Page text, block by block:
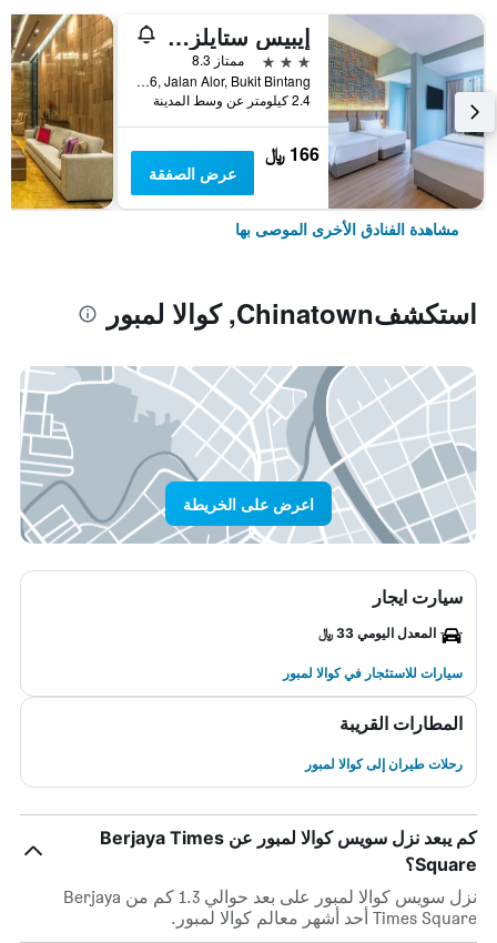
إيبيس ستايلز كوالا لمبور بوكيت بينتانج
3 نجوم
ممتاز 8.3
No.16, Jalan Alor, Bukit Bintang, كوالا لمبور, ماليزيا
2.4 كيلومتر عن وسط المدينة
166 ﷼
عرض الصفقة
مشاهدة الفنادق الأخرى الموصى بها
استكشفChinatown, كوالا لمبور
اعرض على الخريطة
سيارت ايجار
المعدل اليومي 33 ﷼
سيارات للاستئجار في كوالا لمبور
المطارات القريبة
رحلات طيران إلى كوالا لمبور
كم يبعد نزل سويس كوالا لمبور عن Berjaya Times
Square؟
نزل سويس كوالا لمبور على بعد حوالي 1.3 كم من Berjaya
Times Square أحد أشهر معالم كوالا لمبور.